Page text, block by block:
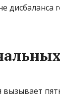
дисбаланса
вызывает